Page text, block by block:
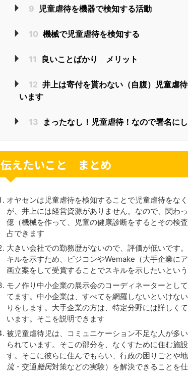
9 児童虐待を機器で検知する活動
10 機械で児童虐待を検知する
11 良いことばかり メリット
12 井上は寄付を貰わない（自腹）児童虐
います
13 まったなし！児童虐待！なので署名に
伝えたいこと まとめ
オヤセンは児童虐待を検知することで児童虐待をな
が、井上には経営資源がありません。なので、関わ
億（機械を作って、児童の健康診断をするとその検
占できます
大きい会社での勤務歴がないので、評価が低いです
キルを示すため、ビジコンやWemake（大手企業に
画立案をして受賞することでスキルを示したいとい
モノ作り中小企業の展示会のコーディネーターとし
てます。中小企業は、すべてを網羅しないといけな
りをします。大手企業の方は、特定分野には詳しく
います。そこを説明できます
被児童虐待児は、コミュニケーション不足な人が多
られています。そこの部分を、なくすために住む施
す。そこに彼らに住んでもらい、行政の困りごとや
流・交通難民対策などの実験）を解決できることを